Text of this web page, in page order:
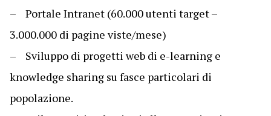
– Portale Intranet (60.000 utenti target –
3.000.000 di pagine viste/mese)
– Sviluppo di progetti web di e-learning e
knowledge sharing su fasce particolari di
popolazione.